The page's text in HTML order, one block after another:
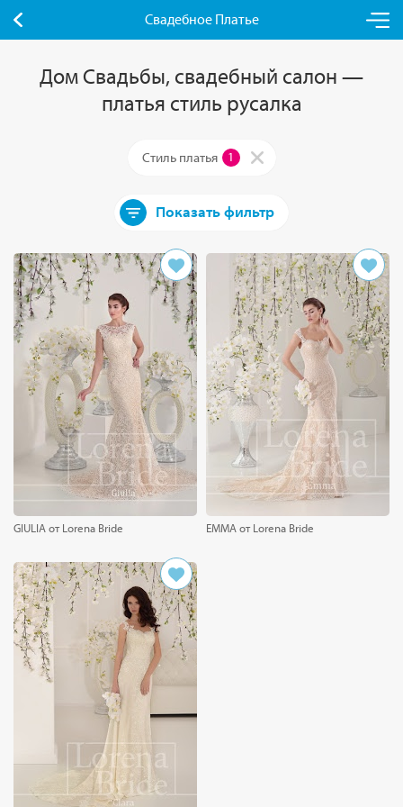
Свадебное Платье
Дом Свадьбы, свадебный салон —
платья стиль русалка
Стиль платья 1
Показать фильтр
GIULIA от Lorena Bride EMMA от Lorena Bride